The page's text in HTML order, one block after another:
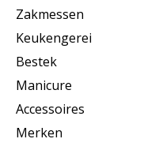
Zakmessen
Keukengerei
Bestek
Manicure
Accessoires
Merken